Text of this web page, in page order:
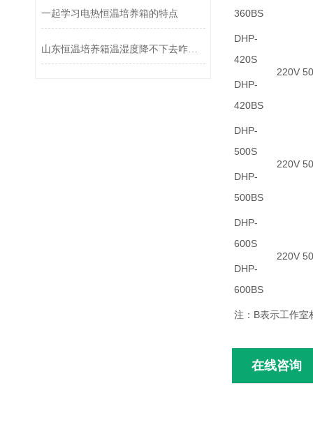
360BS
DHP-
420S
220V
DHP-
420BS
DHP-
500S
220V
DHP-
500BS
DHP-
600S
220V
DHP-
600BS
注：B表示工作室
在线咨询
一起学习电热恒温培养箱的特点
山东恒温培养箱温湿度降不下去咋回事？